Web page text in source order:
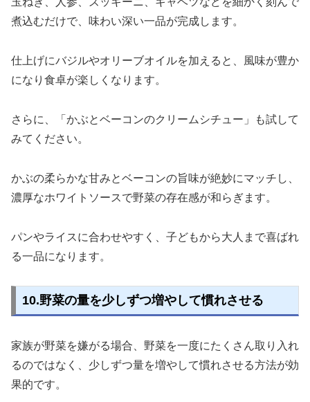
煮込むだけで、味わい深い一品が完成します。
仕上げにバジルやオリーブオイルを加えると、風味が豊か
になり食卓が楽しくなります。
さらに、「かぶとベーコンのクリームシチュー」も試して
みてください。
かぶの柔らかな甘みとベーコンの旨味が絶妙にマッチし、
濃厚なホワイトソースで野菜の存在感が和らぎます。
パンやライスに合わせやすく、子どもから大人まで喜ばれ
る一品になります。
10.野菜の量を少しずつ増やして慣れさせる
家族が野菜を嫌がる場合、野菜を一度にたくさん取り入れ
るのではなく、少しずつ量を増やして慣れさせる方法が効
果的です。